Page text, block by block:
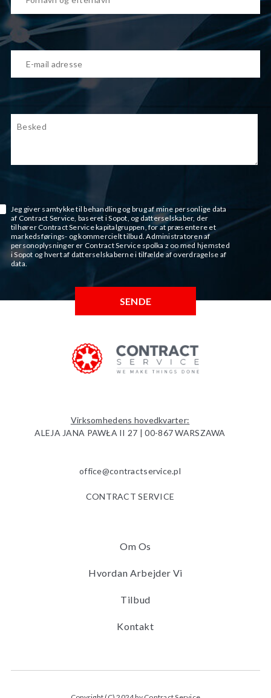
Jeg giver samtykke til behandling og brug af mine personlige data
af Contract Service, baseret i Sopot, og datterselskaber, der
tilhører Contract Service kapitalgruppen, for at præsentere et
markedsførings- og kommercielt tilbud. Administratoren af
personoplysninger er Contract Service spolka z oo med hjemsted
i Sopot og hvert af datterselskaberne i tilfælde af overdragelse af
data.
Virksomhedens hovedkvarter:
ALEJA JANA PAWŁA II 27 | 00-867 WARSZAWA
office@contractservice.pl
CONTRACT SERVICE
Om Os
Hvordan Arbejder Vi
Tilbud
Kontakt